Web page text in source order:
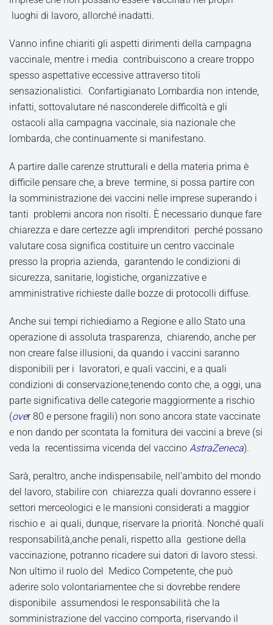
luoghi di lavoro, allorché inadatti.
Vanno infine chiariti gli aspetti dirimenti della campagna
vaccinale, mentre i media contribuiscono a creare troppo
spesso aspettative eccessive attraverso titoli
sensazionalistici. Confartigianato Lombardia non intende,
infatti, sottovalutare né nasconderele difficoltà e gli
ostacoli alla campagna vaccinale, sia nazionale che
lombarda, che continuamente si manifestano.
A partire dalle carenze strutturali e della materia prima è
difficile pensare che, a breve termine, si possa partire con
la somministrazione dei vaccini nelle imprese superando i
tanti problemi ancora non risolti. È necessario dunque fare
chiarezza e dare certezze agli imprenditori perché possano
valutare cosa significa costituire un centro vaccinale
presso la propria azienda, garantendo le condizioni di
sicurezza, sanitarie, logistiche, organizzative e
amministrative richieste dalle bozze di protocolli diffuse.
Anche sui tempi richiediamo a Regione e allo Stato una
operazione di assoluta trasparenza, chiarendo, anche per
non creare false illusioni, da quando i vaccini saranno
disponibili per i lavoratori, e quali vaccini, e a quali
condizioni di conservazione,tenendo conto che, a oggi, una
parte significativa delle categorie maggiormente a rischio
(over 80 e persone fragili) non sono ancora state vaccinate
e non dando per scontata la fornitura dei vaccini a breve (si
veda la recentissima vicenda del vaccino AstraZeneca).
Sarà, peraltro, anche indispensabile, nell’ambito del mondo
del lavoro, stabilire con chiarezza quali dovranno essere i
settori merceologici e le mansioni considerati a maggior
rischio e ai quali, dunque, riservare la priorità. Nonché quali
responsabilità,anche penali, rispetto alla gestione della
vaccinazione, potranno ricadere sui datori di lavoro stessi.
Non ultimo il ruolo del Medico Competente, che può
aderire solo volontariamentee che si dovrebbe rendere
disponibile assumendosi le responsabilità che la
somministrazione del vaccino comporta, riservando il